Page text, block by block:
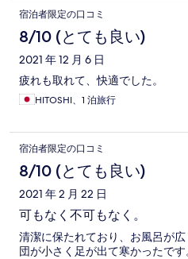
宿泊者限定の口コミ
8/10 (とても良い)
2021 年 12 月 6 日
疲れも取れて、快適でした。
HITOSHI、1 泊旅行
宿泊者限定の口コミ
8/10 (とても良い)
2021 年 2 月 22 日
可もなく不可もなく。
清潔に保たれており、お風呂が
団が小さく足が出て寒かったです